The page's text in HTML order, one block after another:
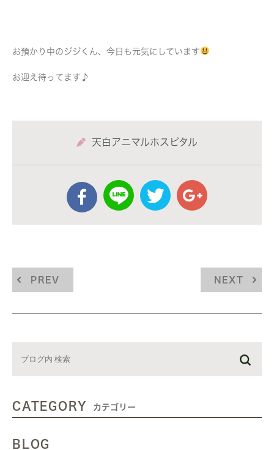
お預かり中のジジくん、今日も元気にしています
お迎え待ってます♪
天白アニマルホスピタル
PREV NEXT
CATEGORY カテゴリー
BLOG